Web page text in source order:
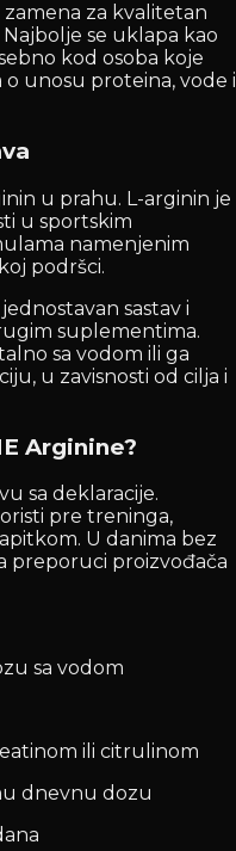
zamena za kvalitetan
se uklapa kao
kod osoba koje
unosu proteina, vode i
u prahu. L-arginin je
u sportskim
namenjenim
podršci.
sastav i
suplementima.
sa vodom ili ga
u zavisnosti od cilja i
Arginine?
sa deklaracije.
pre treninga,
U danima bez
preporuci proizvođača
sa vodom
ili citrulinom
dnevnu dozu